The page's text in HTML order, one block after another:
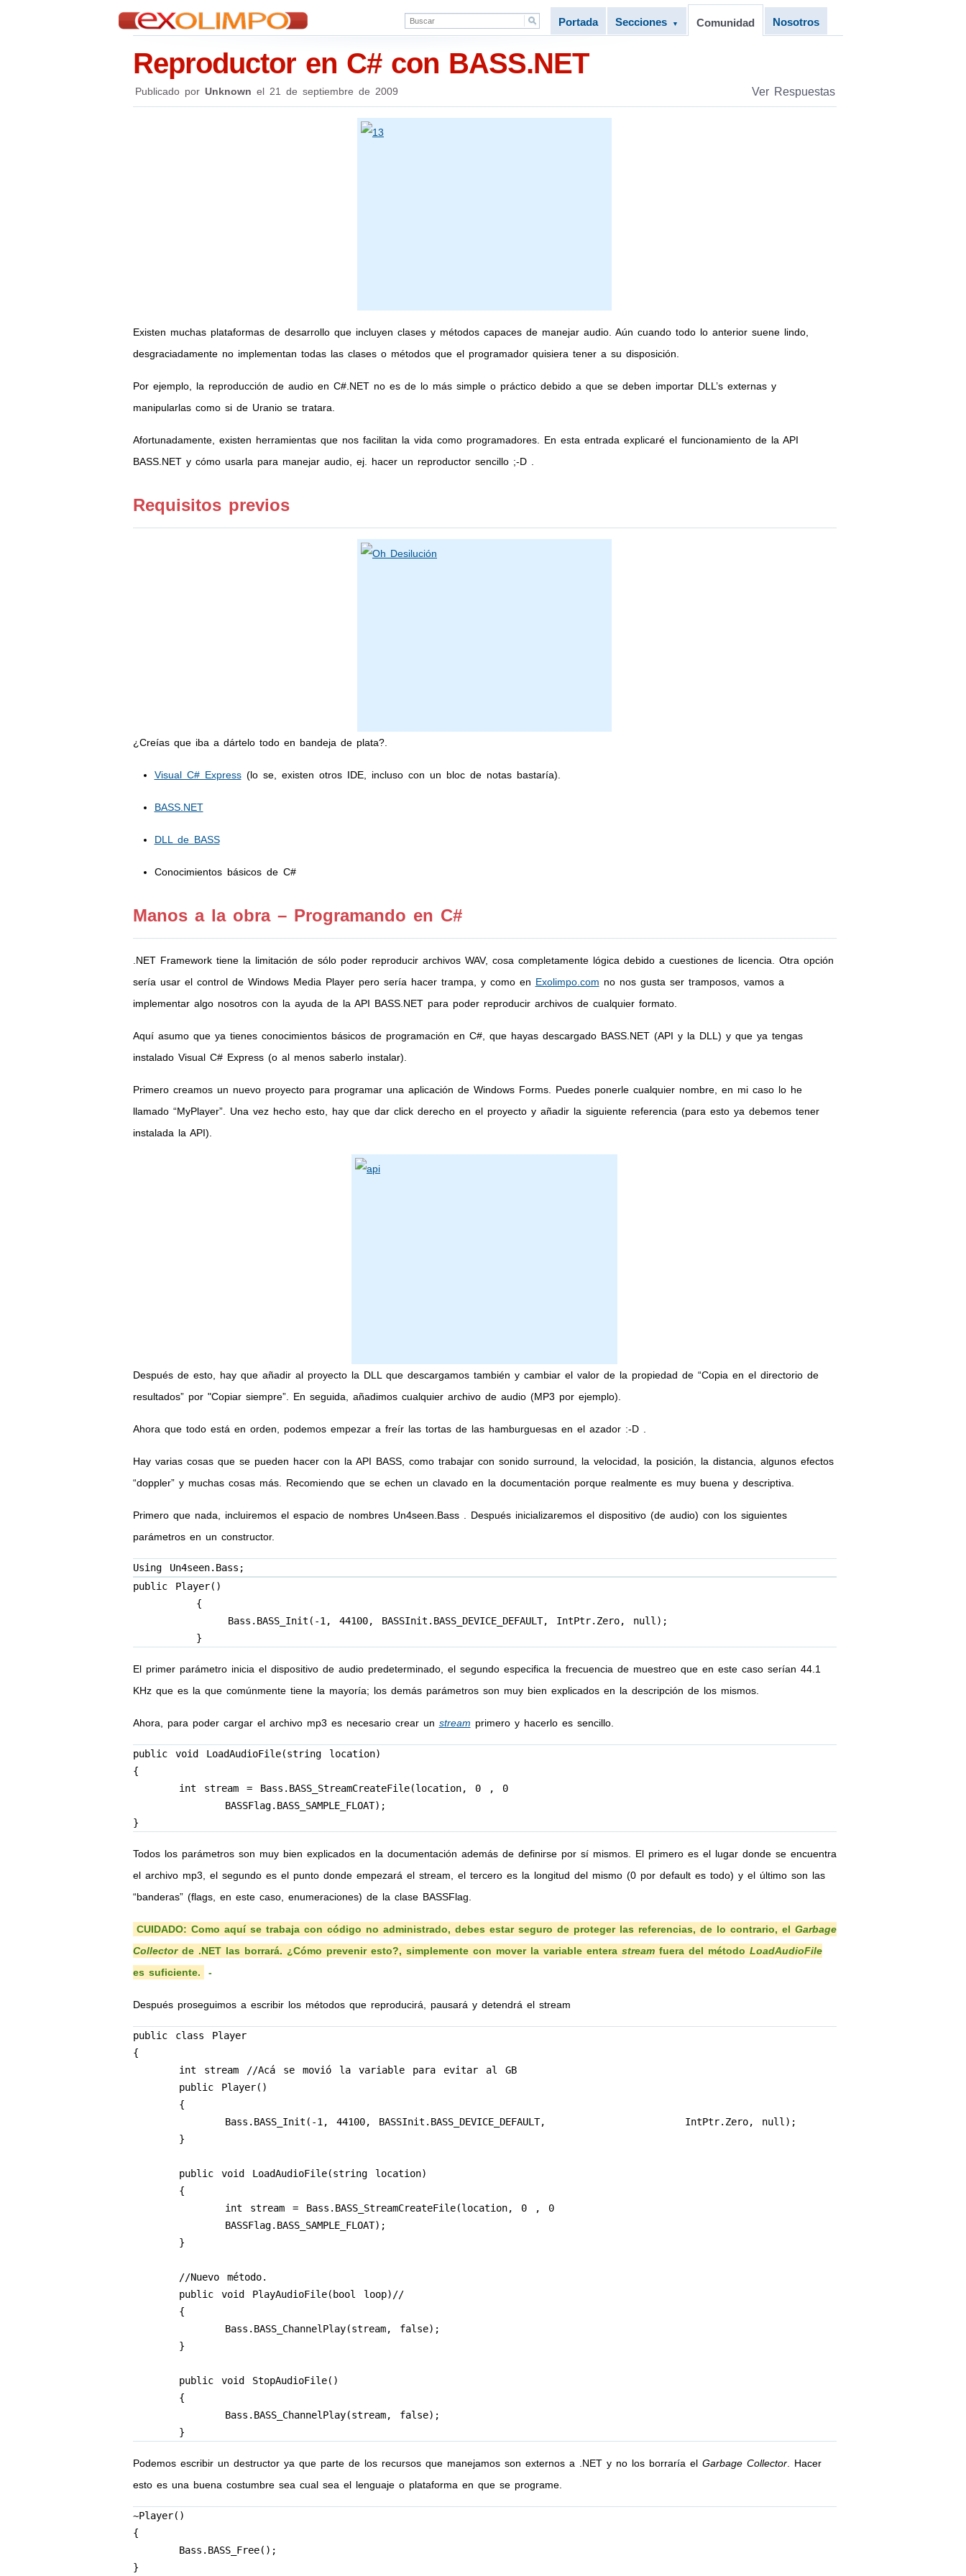
Portada Secciones ▼ Comunidad Nosotros
Reproductor en C# con BASS.NET
Publicado por Unknown el 21 de septiembre de 2009 Ver Respuestas
Existen muchas plataformas de desarrollo que incluyen clases y métodos capaces de manejar audio. Aún cuando todo lo anterior suene lindo,
desgraciadamente no implementan todas las clases o métodos que el programador quisiera tener a su disposición.
Por ejemplo, la reproducción de audio en C#.NET no es de lo más simple o práctico debido a que se deben importar DLL’s externas y
manipularlas como si de Uranio se tratara.
Afortunadamente, existen herramientas que nos facilitan la vida como programadores. En esta entrada explicaré el funcionamiento de la API
BASS.NET y cómo usarla para manejar audio, ej. hacer un reproductor sencillo ;-D .
Requisitos previos
¿Creías que iba a dártelo todo en bandeja de plata?.
Visual C# Express(lo se, existen otros IDE, incluso con un bloc de notas bastaría).
BASS.NET
DLL de BASS
Conocimientos básicos de C#
Manos a la obra – Programando en C#
.NET Framework tiene la limitación de sólo poder reproducir archivos WAV, cosa completamente lógica debido a cuestiones de licencia. Otra opción
sería usar el control de Windows Media Player pero sería hacer trampa, y como en Exolimpo.com no nos gusta ser tramposos, vamos a
implementar algo nosotros con la ayuda de la API BASS.NET para poder reproducir archivos de cualquier formato.
Aquí asumo que ya tienes conocimientos básicos de programación en C#, que hayas descargado BASS.NET (API y la DLL) y que ya tengas
instalado Visual C# Express (o al menos saberlo instalar).
Primero creamos un nuevo proyecto para programar una aplicación de Windows Forms. Puedes ponerle cualquier nombre, en mi caso lo he
llamado “MyPlayer”. Una vez hecho esto, hay que dar click derecho en el proyecto y añadir la siguiente referencia (para esto ya debemos tener
instalada la API).
Después de esto, hay que añadir al proyecto la DLL que descargamos también y cambiar el valor de la propiedad de “Copia en el directorio de
resultados” por "Copiar siempre”. En seguida, añadimos cualquier archivo de audio (MP3 por ejemplo).
Ahora que todo está en orden, podemos empezar a freír las tortas de las hamburguesas en el azador :-D .
Hay varias cosas que se pueden hacer con la API BASS, como trabajar con sonido surround, la velocidad, la posición, la distancia, algunos efectos
“doppler” y muchas cosas más. Recomiendo que se echen un clavado en la documentación porque realmente es muy buena y descriptiva.
Primero que nada, incluiremos el espacio de nombres Un4seen.Bass . Después inicializaremos el dispositivo (de audio) con los siguientes
parámetros en un constructor.
Using Un4seen.Bass;
public Player()
        {
            Bass.BASS_Init(-1, 44100, BASSInit.BASS_DEVICE_DEFAULT, IntPtr.Zero, null);
        }
El primer parámetro inicia el dispositivo de audio predeterminado, el segundo especifica la frecuencia de muestreo que en este caso serían 44.1
KHz que es la que comúnmente tiene la mayoría; los demás parámetros son muy bien explicados en la descripción de los mismos.
Ahora, para poder cargar el archivo mp3 es necesario crear un stream primero y hacerlo es sencillo.
public void LoadAudioFile(string location)
{
}
Todos los parámetros son muy bien explicados en la documentación además de definirse por sí mismos. El primero es el lugar donde se encuentra
el archivo mp3, el segundo es el punto donde empezará el stream, el tercero es la longitud del mismo (0 por default es todo) y el último son las
“banderas” (flags, en este caso, enumeraciones) de la clase BASSFlag.
CUIDADO: Como aquí se trabaja con código no administrado, debes estar seguro de proteger las referencias, de lo contrario, el Garbage
Collectorde .NET las borrará. ¿Cómo prevenir esto?, simplemente con mover la variable entera streamfuera del método LoadAudioFile
es suficiente.
-
Después proseguimos a escribir los métodos que reproducirá, pausará y detendrá el stream
public class Player
{
Podemos escribir un destructor ya que parte de los recursos que manejamos son externos a .NET y no los borraría el Garbage Collector. Hacer
esto es una buena costumbre sea cual sea el lenguaje o plataforma en que se programe.
~Player()
{
}